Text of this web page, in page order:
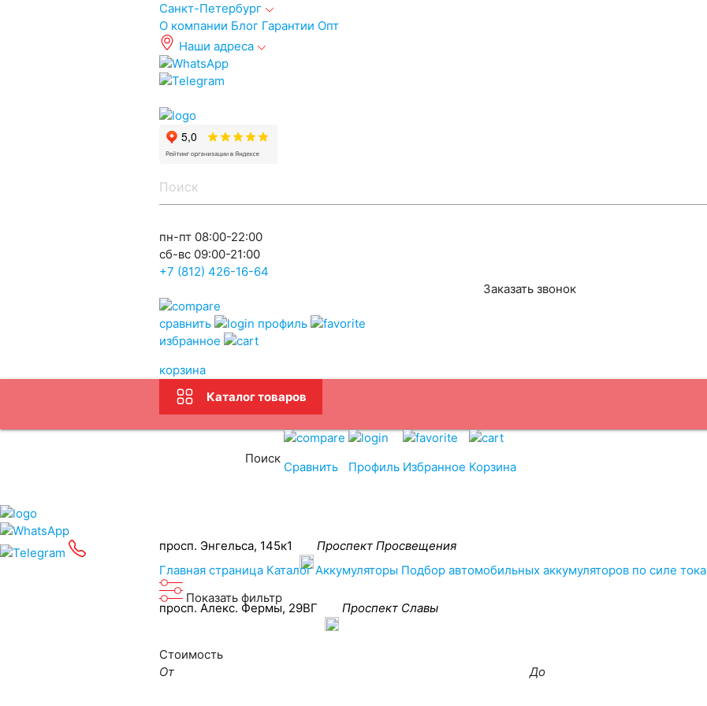
Санкт-Петербург
О компании Блог Гарантии Опт
Наши адреса
пн-пт 08:00-22:00
сб-вс 09:00-21:00
+7 (812) 426-16-64
Заказать звонок
сравнить
профиль
избранное
корзина
Каталог товаров
Услуги Бренды
Доставка Оплата Прием Б/У АКБ
просп. Энгельса, 145к1 Проспект Просвещения
просп. Алекс. Фермы, 29ВГ Проспект Славы
Поиск
Сравнить Профиль Избранное Корзина
Главная страница Каталог Аккумуляторы Подбор автомобильных аккумуляторов по силе тока
Показать фильтр
Стоимость
От
До